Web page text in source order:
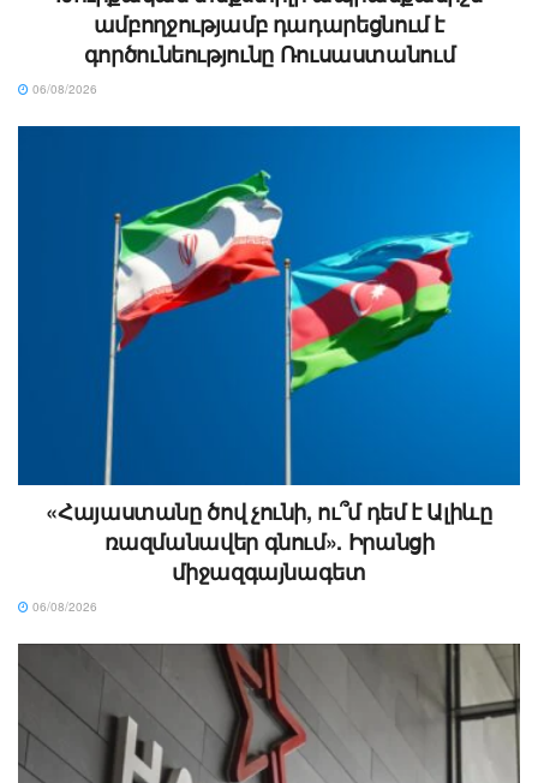
ամբողջությամբ դադարեցնում է
գործունեությունը Ռուսաստանում
06/08/2026
«Հայաստանը ծով չունի, ու՞մ դեմ է Ալիևը
ռազմանավեր գնում». Իրանցի
միջազգայնագետ
06/08/2026